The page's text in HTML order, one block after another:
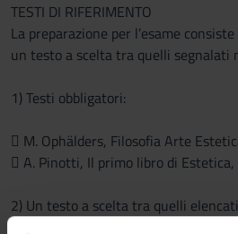
TESTI DI RIFERIMENTO
La preparazione per l’esame
un testo a scelta tra quelli segnalati
1) Testi obbligatori:
 M. Ophälders, Filosofia Arte
 A. Pinotti, Il primo libro di
2) Un testo a scelta tra quelli